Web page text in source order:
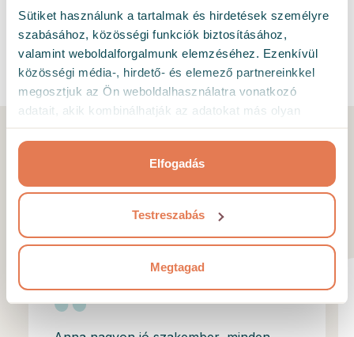
Sütiket használunk a tartalmak és hirdetések személyre
szabásához, közösségi funkciók biztosításához,
valamint weboldalforgalmunk elemzéséhez. Ezenkívül
közösségi média-, hirdető- és elemező partnereinkkel
megosztjuk az Ön weboldalhasználatra vonatkozó
adatait, akik kombinálhatják az adatokat más olyan
Ön által használt más szolgáltatásokból gyűjtöttek.
Elfogadás
Testreszabás
Megtagad
TALÁLJ SZAKEMBERT
Már több, mint 50.000
kliensnek segített a Hedepy.